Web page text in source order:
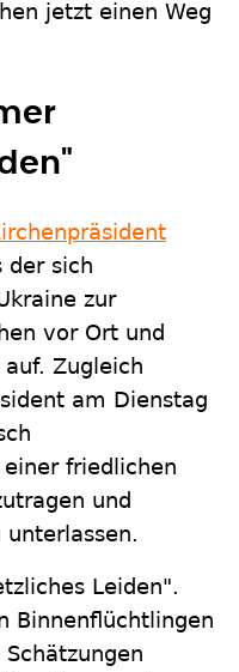
jetzt einen Weg
der sich
zur
vor Ort und
Zugleich
am Dienstag
friedlichen
und
Leiden".
Binnenflüchtlingen